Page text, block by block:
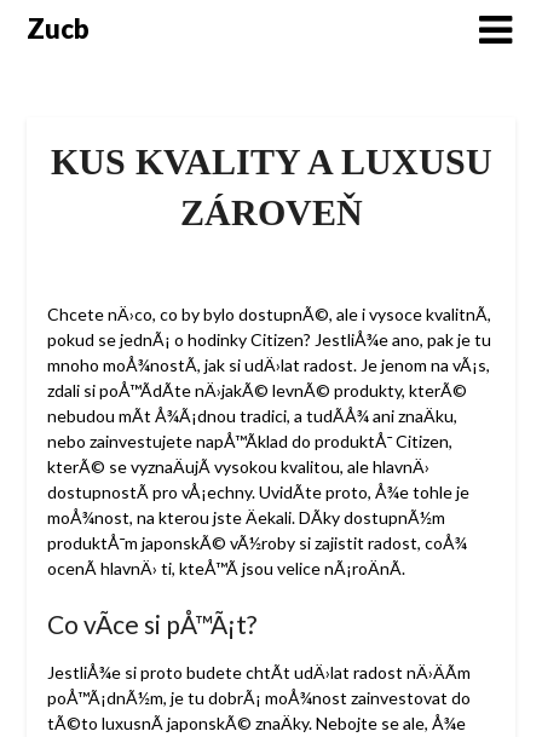
SkipZucb
KUS KVALITY A LUXUSU
ZÁROVEŇ
Chcete nÄ›co, co by bylo dostupnÃ©, ale i vysoce kvalitnÃ­,
pokud se jednÃ¡ o hodinky Citizen? JestliÅ¾e ano, pak je tu
mnoho moÅ¾nostÃ­, jak si udÄ›lat radost. Je jenom na vÃ¡s,
zdali si poÅ™Ã­dÃ­te nÄ›jakÃ© levnÃ© produkty, kterÃ©
nebudou mÃ­t Å¾Ã¡dnou tradici, a tudÃ­Å¾ ani znaÄku,
nebo zainvestujete napÅ™Ã­klad do produktÅ¯ Citizen,
kterÃ© se vyznaÄujÃ­ vysokou kvalitou, ale hlavnÄ›
dostupnostÃ­ pro vÅ¡echny. UvidÃ­te proto, Å¾e tohle je
moÅ¾nost, na kterou jste Äekali. DÃ­ky dostupnÃ½m
produktÅ¯m japonskÃ© vÃ½roby si zajistit radost, coÅ¾
ocenÃ­ hlavnÄ› ti, kteÅ™Ã­ jsou velice nÃ¡roÄnÃ­.
Co vÃ­ce si pÅ™Ã¡t?
JestliÅ¾e si proto budete chtÃ­t udÄ›lat radost nÄ›ÄÃ­m
poÅ™Ã¡dnÃ½m, je tu dobrÃ¡ moÅ¾nost zainvestovat do
tÃ©to luxusnÃ­ japonskÃ© znaÄky. Nebojte se ale, Å¾e